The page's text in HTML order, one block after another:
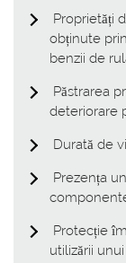
Proprietăți
obținute
benzii de
Păstrarea
deteriorare
Durată de
Prezența
Protecție
utilizării